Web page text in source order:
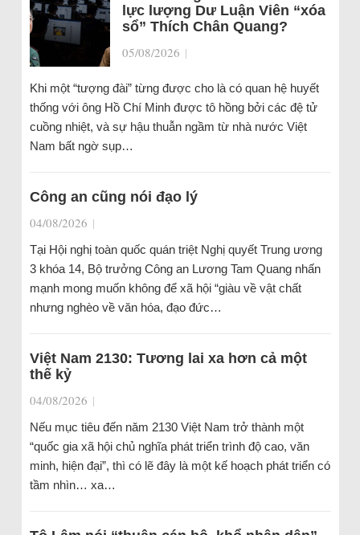
lực lượng Dư Luận Viên “xóa
sổ” Thích Chân Quang?
05/08/2026 |
Khi một “tượng đài” từng được cho là có quan hệ huyết
thống với ông Hồ Chí Minh được tô hồng bởi các đệ tử
cuồng nhiệt, và sự hậu thuẫn ngầm từ nhà nước Việt
Nam bất ngờ sụp…
Công an cũng nói đạo lý
04/08/2026 |
Tại Hội nghị toàn quốc quán triệt Nghị quyết Trung ương
3 khóa 14, Bộ trưởng Công an Lương Tam Quang nhấn
mạnh mong muốn không để xã hội “giàu về vật chất
nhưng nghèo về văn hóa, đạo đức…
Việt Nam 2130: Tương lai xa hơn cả một
thế kỷ
04/08/2026 |
Nếu mục tiêu đến năm 2130 Việt Nam trở thành một
“quốc gia xã hội chủ nghĩa phát triển trình độ cao, văn
minh, hiện đại”, thì có lẽ đây là một kế hoạch phát triển có
tầm nhìn… xa…